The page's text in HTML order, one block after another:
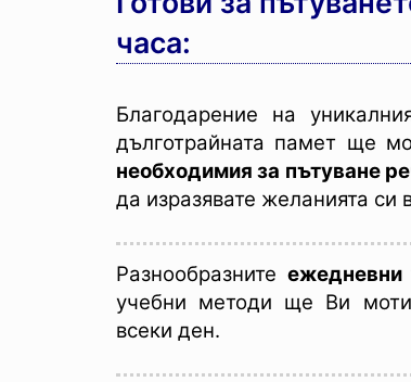
часа:
Благодарение на
дълготрайната памет ще
необходимия за пътуване
да изразявате желанията си
Разнообразните ежедневни
учебни методи ще Ви
всеки ден.